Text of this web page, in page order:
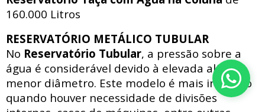
160.000 Litros
RESERVATÓRIO METÁLICO TUBULAR
No Reservatório Tubular, a pressão sobre a
água é considerável devido à elevada altura e
menor diâmetro. Este modelo é mais indicado
quando houver necessidade de divisões